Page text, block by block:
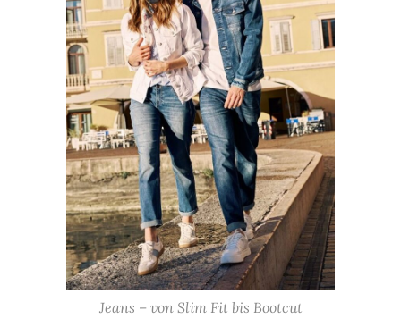
Jeans – von Slim Fit bis Bootcut